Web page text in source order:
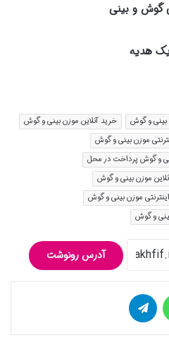
گوش و بینی
یک هدیه
بینی و گوش
خرید آنلاین موزن بینی و گوش
موزن بینی و گوش
و گوش پرداخت در محل
موزن بینی و گوش
موزن بینی و گوش
و گوش
آدرس رونوشت